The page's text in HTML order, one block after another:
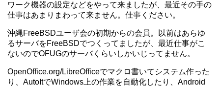
ワーク機器の設定などをやって来ましたが、最近その手の
仕事はあまりまわって来ません。仕事ください。
沖縄FreeBSDユーザ会の初期からの会員。以前はあらゆ
るサーバをFreeBSDでつくってましたが、最近仕事がこ
ないのでOFUGのサーバくらいしかいじってません。
OpenOffice.org/LibreOfficeでマクロ書いてシステム作った
り、AutoItでWindows上の作業を自動化したり、Android